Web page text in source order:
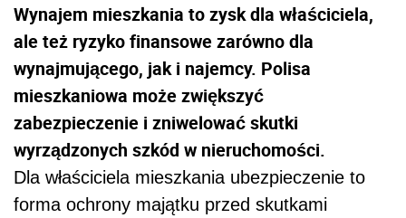
Wynajem mieszkania to zysk dla właściciela,
ale też ryzyko finansowe zarówno dla
wynajmującego, jak i najemcy. Polisa
mieszkaniowa może zwiększyć
zabezpieczenie i zniwelować skutki
wyrządzonych szkód w nieruchomości.
Dla właściciela mieszkania ubezpieczenie to
forma ochrony majątku przed skutkami